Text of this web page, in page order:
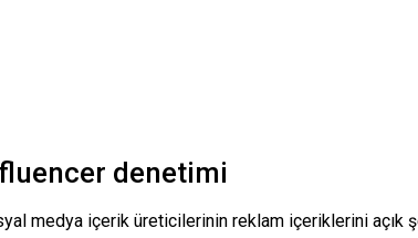
denetimi
medya içerik üreticilerinin reklam içeriklerini açık